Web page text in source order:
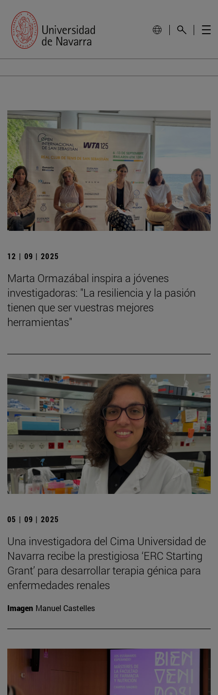
12 | 09 | 2025
Marta Ormazábal inspira a jóvenes
investigadoras: "La resiliencia y la pasión
tienen que ser vuestras mejores
herramientas"
05 | 09 | 2025
Una investigadora del Cima Universidad de
Navarra recibe la prestigiosa ‘ERC Starting
Grant’ para desarrollar terapia génica para
enfermedades renales
Imagen Manuel Castelles